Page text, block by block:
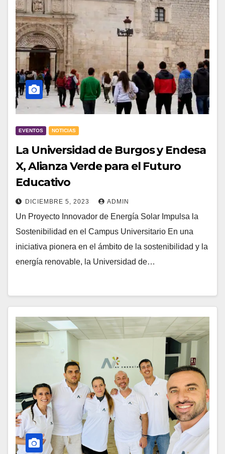
EVENTOS NOTICIAS
La Universidad de Burgos y Endesa
X, Alianza Verde para el Futuro
Educativo
DICIEMBRE 5, 2023 ADMIN
Un Proyecto Innovador de Energía Solar Impulsa la
Sostenibilidad en el Campus Universitario En una
iniciativa pionera en el ámbito de la sostenibilidad y la
energía renovable, la Universidad de…